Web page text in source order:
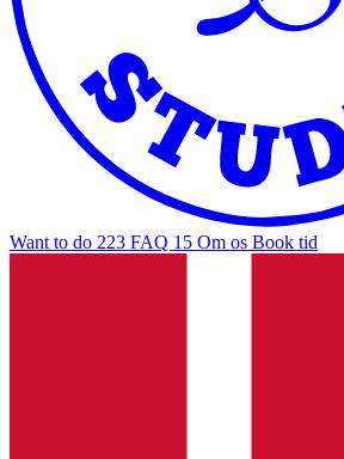
Want to do 223 FAQ 15 Om os Book tid